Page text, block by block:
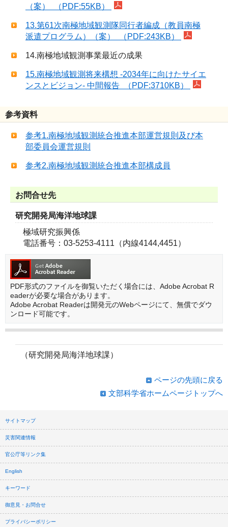
（案） （PDF:55KB）
13.第61次南極地域観測隊同行者編成（教員南極
派遣プログラム）（案） （PDF:243KB）
14.南極地域観測事業最近の成果
15.南極地域観測将来構想 -2034年に向けたサイエ
ンスとビジョン- 中間報告 （PDF:3710KB）
参考資料
参考1.南極地域観測統合推進本部運営規則及び本
部委員会運営規則
参考2.南極地域観測統合推進本部構成員
お問合せ先
研究開発局海洋地球課
極域研究振興係
電話番号：03-5253-4111（内線4144,4451）
PDF形式のファイルを御覧いただく場合には、Adobe Acrobat R
eaderが必要な場合があります。
Adobe Acrobat Readerは開発元のWebページにて、無償でダウ
ンロード可能です。
（研究開発局海洋地球課）
ページの先頭に戻る
文部科学省ホームページトップへ
サイトマップ
災害関連情報
官公庁等リンク集
English
キーワード
御意見・お問合せ
プライバシーポリシー